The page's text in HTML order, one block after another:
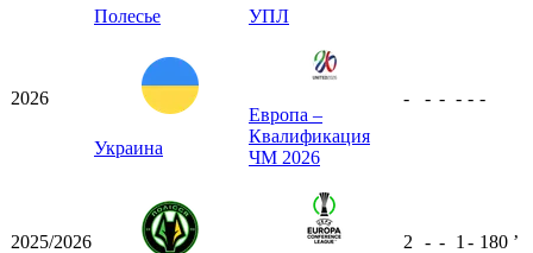
Полесье УПЛ
2026
Украина
Европа –
Квалификация
ЧМ 2026
- - - - - -
2025/2026 2 - - 1 - 180 ʼ